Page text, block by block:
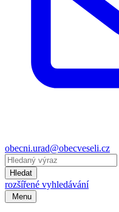
obecni.urad@obecveseli.cz
Hledat
rozšířené vyhledávání
Menu